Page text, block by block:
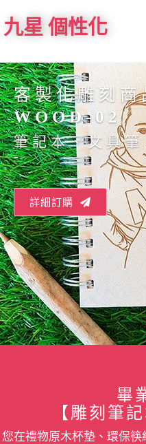
九星 個性化
客製化雕刻商
WOOD-02
筆記本、文具
-
詳細訂購
畢
【雕刻筆
您在禮物原木杯墊、環保